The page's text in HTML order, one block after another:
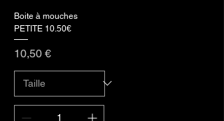
Boite à mouches
PETITE 10.50€
Precio
10,50 €